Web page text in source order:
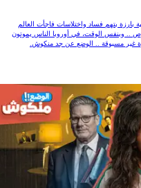
بتهم فساد واختلاسات فاجأت العالم
.. وبنفس الوقت، في أوروبا الناس يموتون
غير مسبوقة .. الوضع عن جد منكوش.